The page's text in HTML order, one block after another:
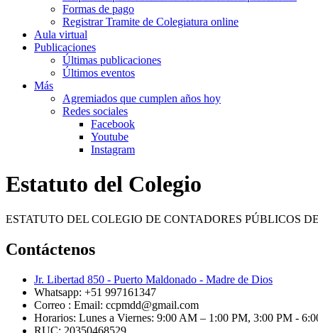
Formas de pago
Registrar Tramite de Colegiatura online
Aula virtual
Publicaciones
Últimas publicaciones
Últimos eventos
Más
Agremiados que cumplen años hoy
Redes sociales
Facebook
Youtube
Instagram
Estatuto del Colegio
ESTATUTO DEL COLEGIO DE CONTADORES PÚBLICOS
Contáctenos
Jr. Libertad 850 - Puerto Maldonado - Madre de Dios
Whatsapp: +51 997161347
Correo : Email: ccpmdd@gmail.com
Horarios: Lunes a Viernes: 9:00 AM – 1:00 PM, 3:00 PM -
RUC: 20350468529